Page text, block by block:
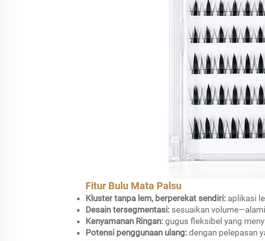
Fitur Bulu Mata Palsu
Kluster tanpa lem, berperekat sendiri: aplikasi
Desain tersegmentasi: sesuaikan
Kenyamanan Ringan: gugus fleksibel yang
Potensi penggunaan ulang: dengan pelepasan